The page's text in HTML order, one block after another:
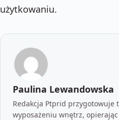
użytkowaniu.
Paulina Lewandowska
Redakcja Ptprid
wyposażeniu wnętrz,